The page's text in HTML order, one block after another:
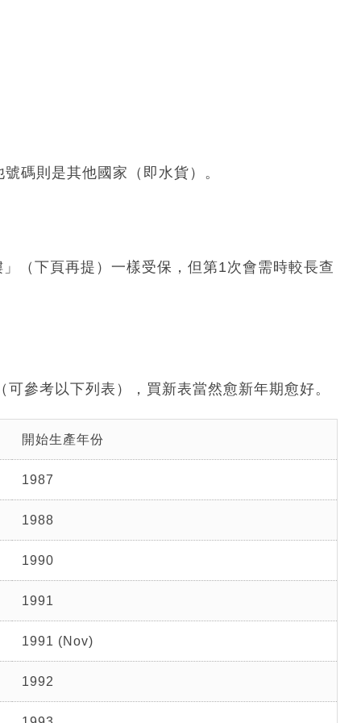
碼則是其他國家（即水貨）。
（下頁再提）一樣受保，但第1次會需時較長查
參考以下列表），買新表當然愈新年期愈好。
開始生產年份
1987
1988
1990
1991
1991 (Nov)
1992